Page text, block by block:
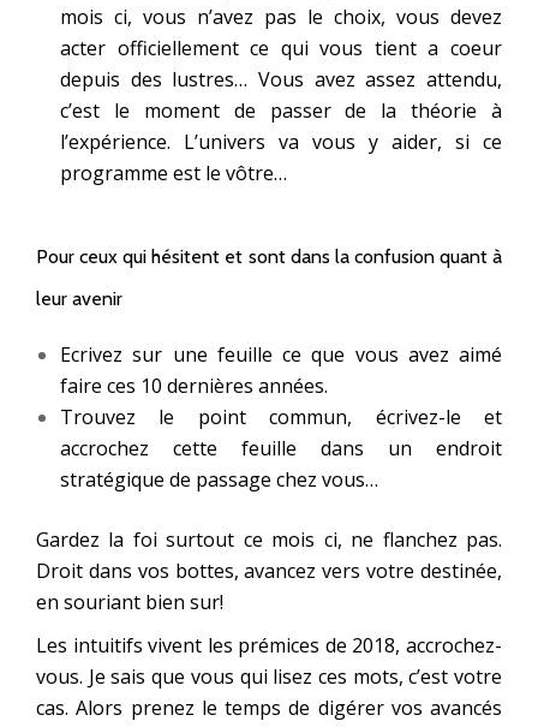
mois ci, vous n’avez pas le choix, vous devez
acter officiellement ce qui vous tient a coeur
depuis des lustres… Vous avez assez attendu,
c’est le moment de passer de la théorie à
l’expérience. L’univers va vous y aider, si ce
programme est le vôtre…
Pour ceux qui hésitent et sont dans la confusion quant à
leur avenir
Ecrivez sur une feuille ce que vous avez aimé
faire ces 10 dernières années.
Trouvez le point commun, écrivez-le et
accrochez cette feuille dans un endroit
stratégique de passage chez vous…
Gardez la foi surtout ce mois ci, ne flanchez pas.
Droit dans vos bottes, avancez vers votre destinée,
en souriant bien sur!
Les intuitifs vivent les prémices de 2018, accrochez-
vous. Je sais que vous qui lisez ces mots, c’est votre
cas. Alors prenez le temps de digérer vos avancés